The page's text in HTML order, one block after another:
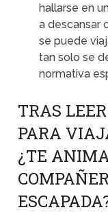
hallarse en
a descansar
se puede
tan solo se
normativa
TRAS
PARA
¿TE